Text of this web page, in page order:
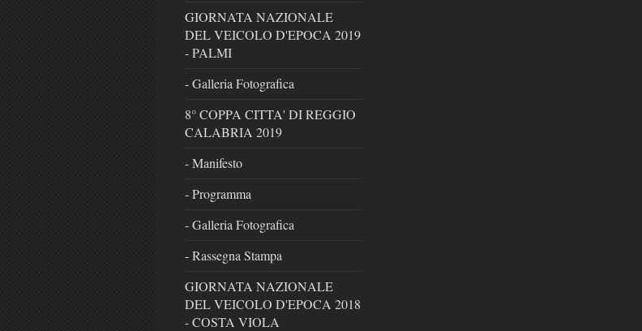
GIORNATA NAZIONALE
DEL VEICOLO D'EPOCA 2019
- PALMI
- Galleria Fotografica
8° COPPA CITTA' DI REGGIO
CALABRIA 2019
- Manifesto
- Programma
- Galleria Fotografica
- Rassegna Stampa
GIORNATA NAZIONALE
DEL VEICOLO D'EPOCA 2018
- COSTA VIOLA